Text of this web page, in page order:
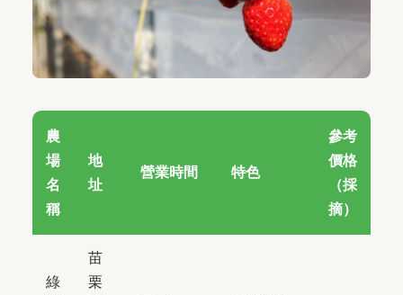
農
場
名
稱
地
址
營業時間 特色
參考
價格
（採
摘）
綠
苗
栗